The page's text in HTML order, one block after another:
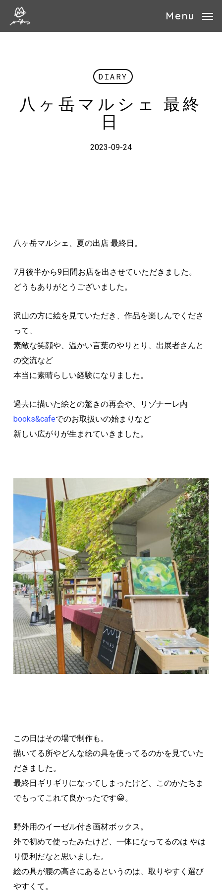
Menu
DIARY
八ヶ岳マルシェ 最終
日
2023-09-24
八ヶ岳マルシェ、夏の出店 最終日。
7月後半から9日間お店を出させていただきました。
どうもありがとうございました。
沢山の方に絵を見ていただき、作品を楽しんでくださ
って、
素敵な笑顔や、温かい言葉のやりとり、出展者さんと
の交流など
本当に素晴らしい経験になりました。
過去に描いた絵との驚きの再会や、リゾナーレ内
books&cafeでのお取扱いの始まりなど
新しい広がりが生まれていきました。
この日はその場で制作も。
描いてる所やどんな絵の具を使ってるのかを見ていた
だきました。
最終日ギリギリになってしまったけど、このかたちま
でもってこれて良かったです😀。
野外用のイーゼル付き画材ボックス。
外で初めて使ったみたけど、一体になってるのは やは
り便利だなと思いました。
絵の具が腰の高さにあるというのは、取りやすく選び
やすくて。